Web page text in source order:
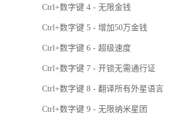
Ctrl+数字键 4 - 无限金钱
Ctrl+数字键 5 - 增加50万金钱
Ctrl+数字键 6 - 超级速度
Ctrl+数字键 7 - 开锁无需通行证
Ctrl+数字键 8 - 翻译所有外星语言
Ctrl+数字键 9 - 无限纳米星团